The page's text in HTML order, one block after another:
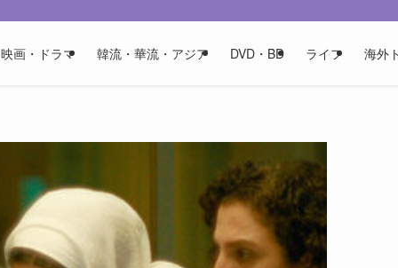
映画・ドラマ 韓流・華流・アジア DVD・BD ライフ 海外